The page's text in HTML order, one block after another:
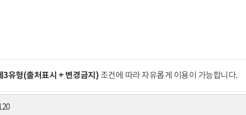
3유형(출처표시 + 변경금지) 조건에 따라 자유롭게 이용이 가능합니다.